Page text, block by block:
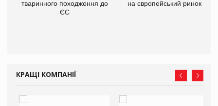
тваринного походження до
ЄС
на європейський ринок
КРАЩІ КОМПАНІЇ